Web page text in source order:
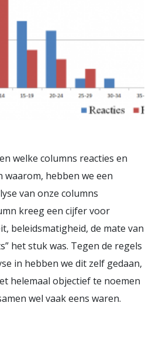
welke columns reacties en
waarom, hebben we een
van onze columns
kreeg een cijfer voor
beleidsmatigheid, de mate van
het stuk was. Tegen de regels
in hebben we dit zelf gedaan,
helemaal objectief te noemen
wel vaak eens waren.